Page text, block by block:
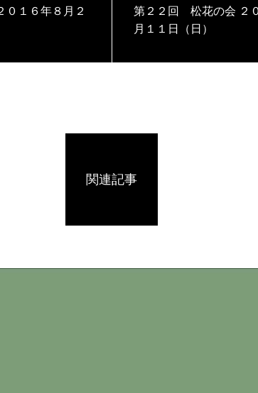
０１６年８月２
第２２回 松花の会 ２０１６年９
月１１日（日）
関連記事